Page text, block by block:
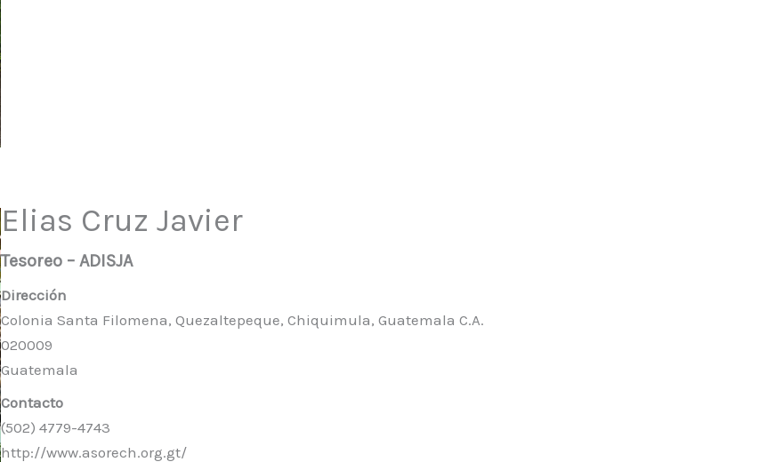
Elias Cruz Javier
Tesoreo – ADISJA
Dirección
Colonia Santa Filomena, Quezaltepeque, Chiquimula, Guatemala C.A.
020009
Guatemala
Contacto
(502) 4779-4743
http://www.asorech.org.gt/